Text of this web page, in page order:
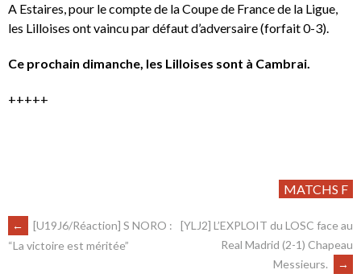
A Estaires, pour le compte de la Coupe de France de la Ligue,
les Lilloises ont vaincu par défaut d’adversaire (forfait 0-3).
Ce prochain dimanche, les Lilloises sont à Cambrai.
+++++
MATCHS F
←
[U19J6/Réaction] S NORO :
“La victoire est méritée”
[YLJ2] L’EXPLOIT du LOSC face au
Real Madrid (2-1) Chapeau
Messieurs.
→